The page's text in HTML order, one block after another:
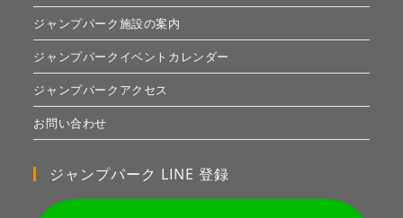
ジャンプパーク施設の案内
ジャンプパークイベントカレンダー
ジャンプパークアクセス
お問い合わせ
ジャンプパーク LINE 登録